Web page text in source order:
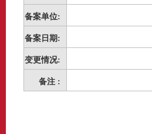
备案单位:
备案日期:
变更情况:
备注 :